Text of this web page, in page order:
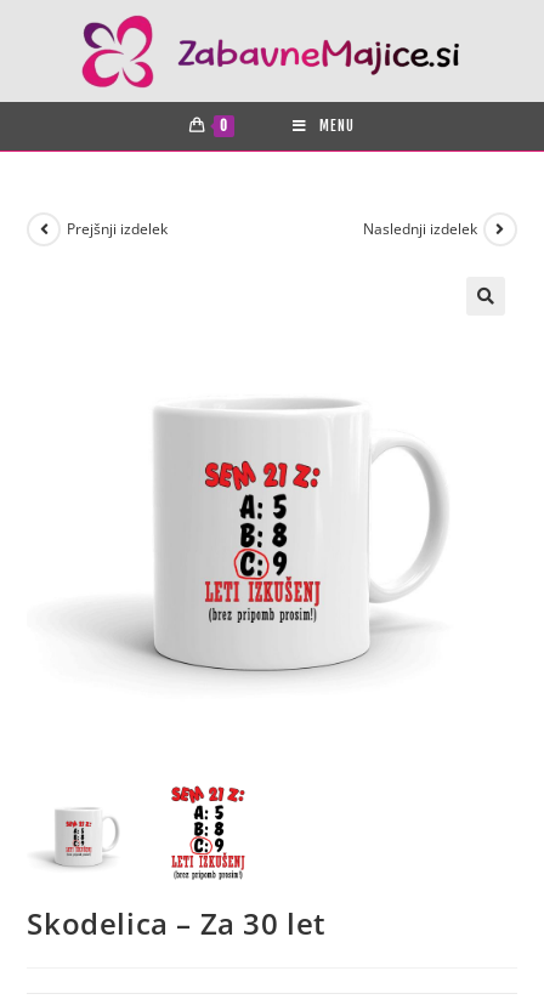
0 MENU
Prejšnji izdelek Naslednji izdelek
Skodelica – Za 30 let